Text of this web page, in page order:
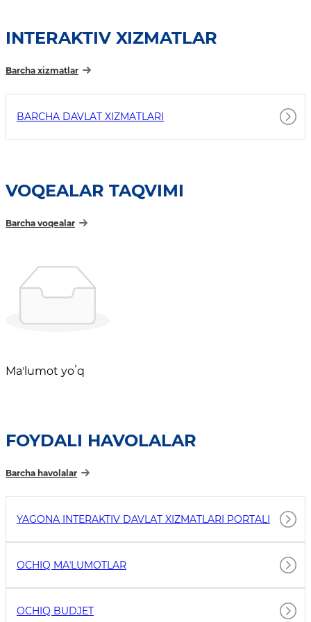
INTERAKTIV XIZMATLAR
Barcha xizmatlar
BARCHA DAVLAT XIZMATLARI
VOQEALAR TAQVIMI
Barcha voqealar
Maʼlumot yoʻq
FOYDALI HAVOLALAR
Barcha havolalar
YAGONA INTERAKTIV DAVLAT XIZMATLARI PORTALI
OCHIQ MAʼLUMOTLAR
OCHIQ BUDJET